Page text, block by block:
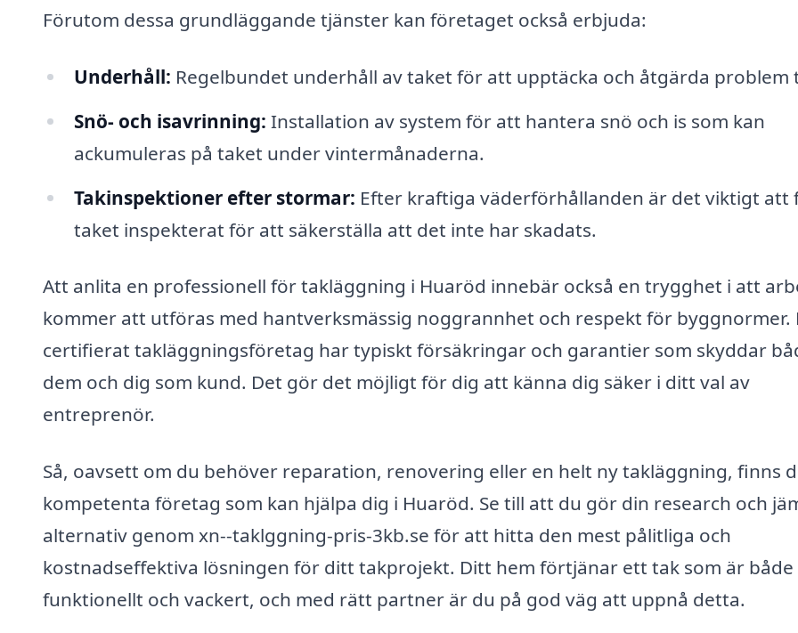
Förutom dessa grundläggande tjänster kan företaget också erbjuda:
Underhåll: Regelbundet underhåll av taket för att upptäcka och åtgärda problem
Snö- och isavrinning: Installation av system för att hantera snö och is som kan
ackumuleras på taket under vintermånaderna.
Takinspektioner efter stormar: Efter kraftiga väderförhållanden är det viktigt att
taket inspekterat för att säkerställa att det inte har skadats.
Att anlita en professionell för takläggning i Huaröd innebär också en trygghet i att
kommer att utföras med hantverksmässig noggrannhet och respekt för byggnormer.
certifierat takläggningsföretag har typiskt försäkringar och garantier som skyddar
dem och dig som kund. Det gör det möjligt för dig att känna dig säker i ditt val av
entreprenör.
Så, oavsett om du behöver reparation, renovering eller en helt ny takläggning, finns
kompetenta företag som kan hjälpa dig i Huaröd. Se till att du gör din research och
alternativ genom xn--taklggning-pris-3kb.se för att hitta den mest pålitliga och
kostnadseffektiva lösningen för ditt takprojekt. Ditt hem förtjänar ett tak som är både
funktionellt och vackert, och med rätt partner är du på god väg att uppnå detta.